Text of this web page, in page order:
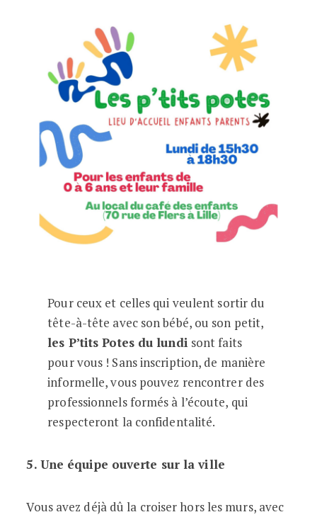
Pour ceux et celles qui veulent sortir du
tête-à-tête avec son bébé, ou son petit,
les P’tits Potes du lundi sont faits
pour vous ! Sans inscription, de manière
informelle, vous pouvez rencontrer des
professionnels formés à l’écoute, qui
respecteront la confidentalité.
5. Une équipe ouverte sur la ville
Vous avez déjà dû la croiser hors les murs, avec